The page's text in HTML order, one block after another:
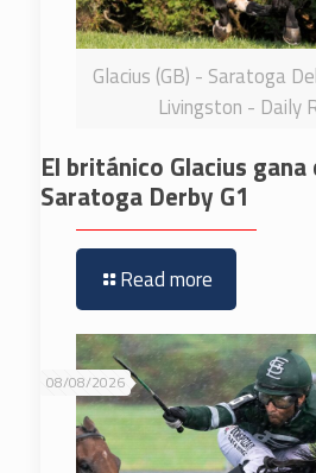
Glacius (GB) - Saratoga
Livingston - Daily
El británico Glacius
Saratoga Derby G1
Read more
08/08/2026